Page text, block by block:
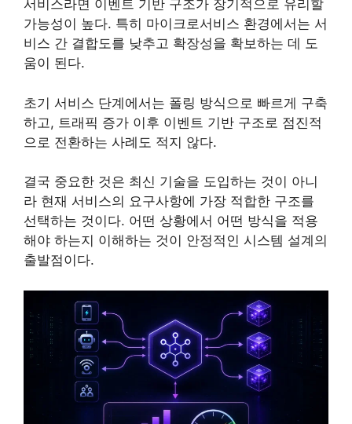
서비스라면 이벤트 기반 구조가 장기적으로 유리할
가능성이 높다. 특히 마이크로서비스 환경에서는 서
비스 간 결합도를 낮추고 확장성을 확보하는 데 도
움이 된다.
초기 서비스 단계에서는 폴링 방식으로 빠르게 구축
하고, 트래픽 증가 이후 이벤트 기반 구조로 점진적
으로 전환하는 사례도 적지 않다.
결국 중요한 것은 최신 기술을 도입하는 것이 아니
라 현재 서비스의 요구사항에 가장 적합한 구조를
선택하는 것이다. 어떤 상황에서 어떤 방식을 적용
해야 하는지 이해하는 것이 안정적인 시스템 설계의
출발점이다.